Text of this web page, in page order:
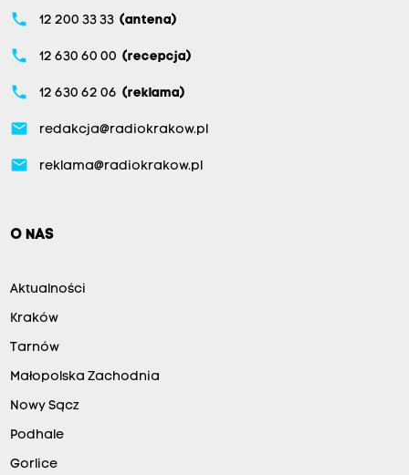
phone 12 200 33 33 (antena)
phone 12 630 60 00 (recepcja)
phone 12 630 62 06 (reklama)
email redakcja@radiokrakow.pl
email reklama@radiokrakow.pl
O NAS
Aktualności
Kraków
Tarnów
Małopolska Zachodnia
Nowy Sącz
Podhale
Gorlice